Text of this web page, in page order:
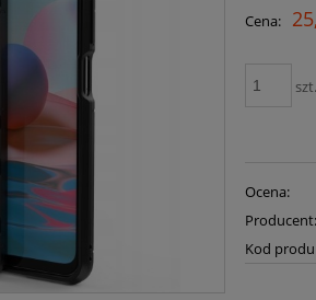
Cena:
Ocena:
Kod